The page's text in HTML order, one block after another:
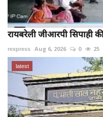
रायबरेली जीआरपी सिपाही
rexpress Aug 6, 2026 0 25
latest